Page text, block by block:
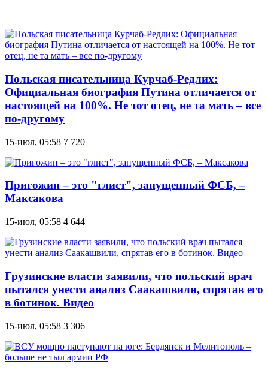
Польская писательница Курчаб-Редлих:
Официальная биография Путина отличается от
настоящей на 100%. Не тот отец, не та мать – все
по-другому
15-июл, 05:58 7 720
Пригожин – это "глист", запущенный ФСБ, –
Максакова
15-июл, 05:58 4 644
Грузинские власти заявили, что польский врач
пытался унести анализ Саакашвили, спрятав его
в ботинок. Видео
15-июл, 05:58 3 306